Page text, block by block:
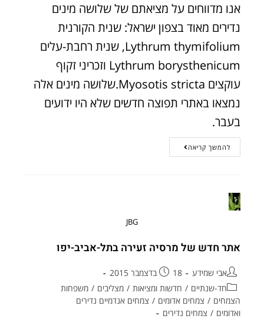
אנו מדווחים על מציאתם של שלושה מינים
נדירים מאוד בצפון ישראל: שנית הקורנית
Lythrum thymifolium, שנית רחבת-עלים
Lythrum borysthenicum וזכריני זקוף
עוקצים Myosotis stricta.שלושה מינים אלה
נמצאו באתרי תפוצה חדשים שלא היו ידועים
בעבר.
להמשך קריאה
JBG
אתר חדש של מרסיה זעירה בתל-אביב-יפו
אבי שמידע
18 בדצמבר 2015
חד-שנתיים / חדשות ומציאות / מצליבים / משפחות
הצמחים / צמחים אדומים / צמחים אנדמיים נדירים
ואדומים / צמחים נדירים